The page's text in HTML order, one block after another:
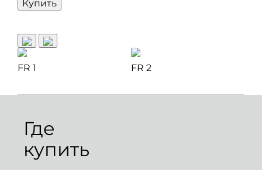
Купить
FR 1 FR 2
Где
купить